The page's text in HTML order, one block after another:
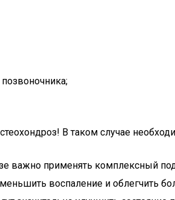
В таком случае
важно применять комплексный
воспаление и облегчить